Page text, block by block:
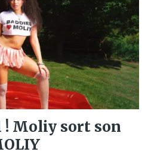
! Moliy sort son